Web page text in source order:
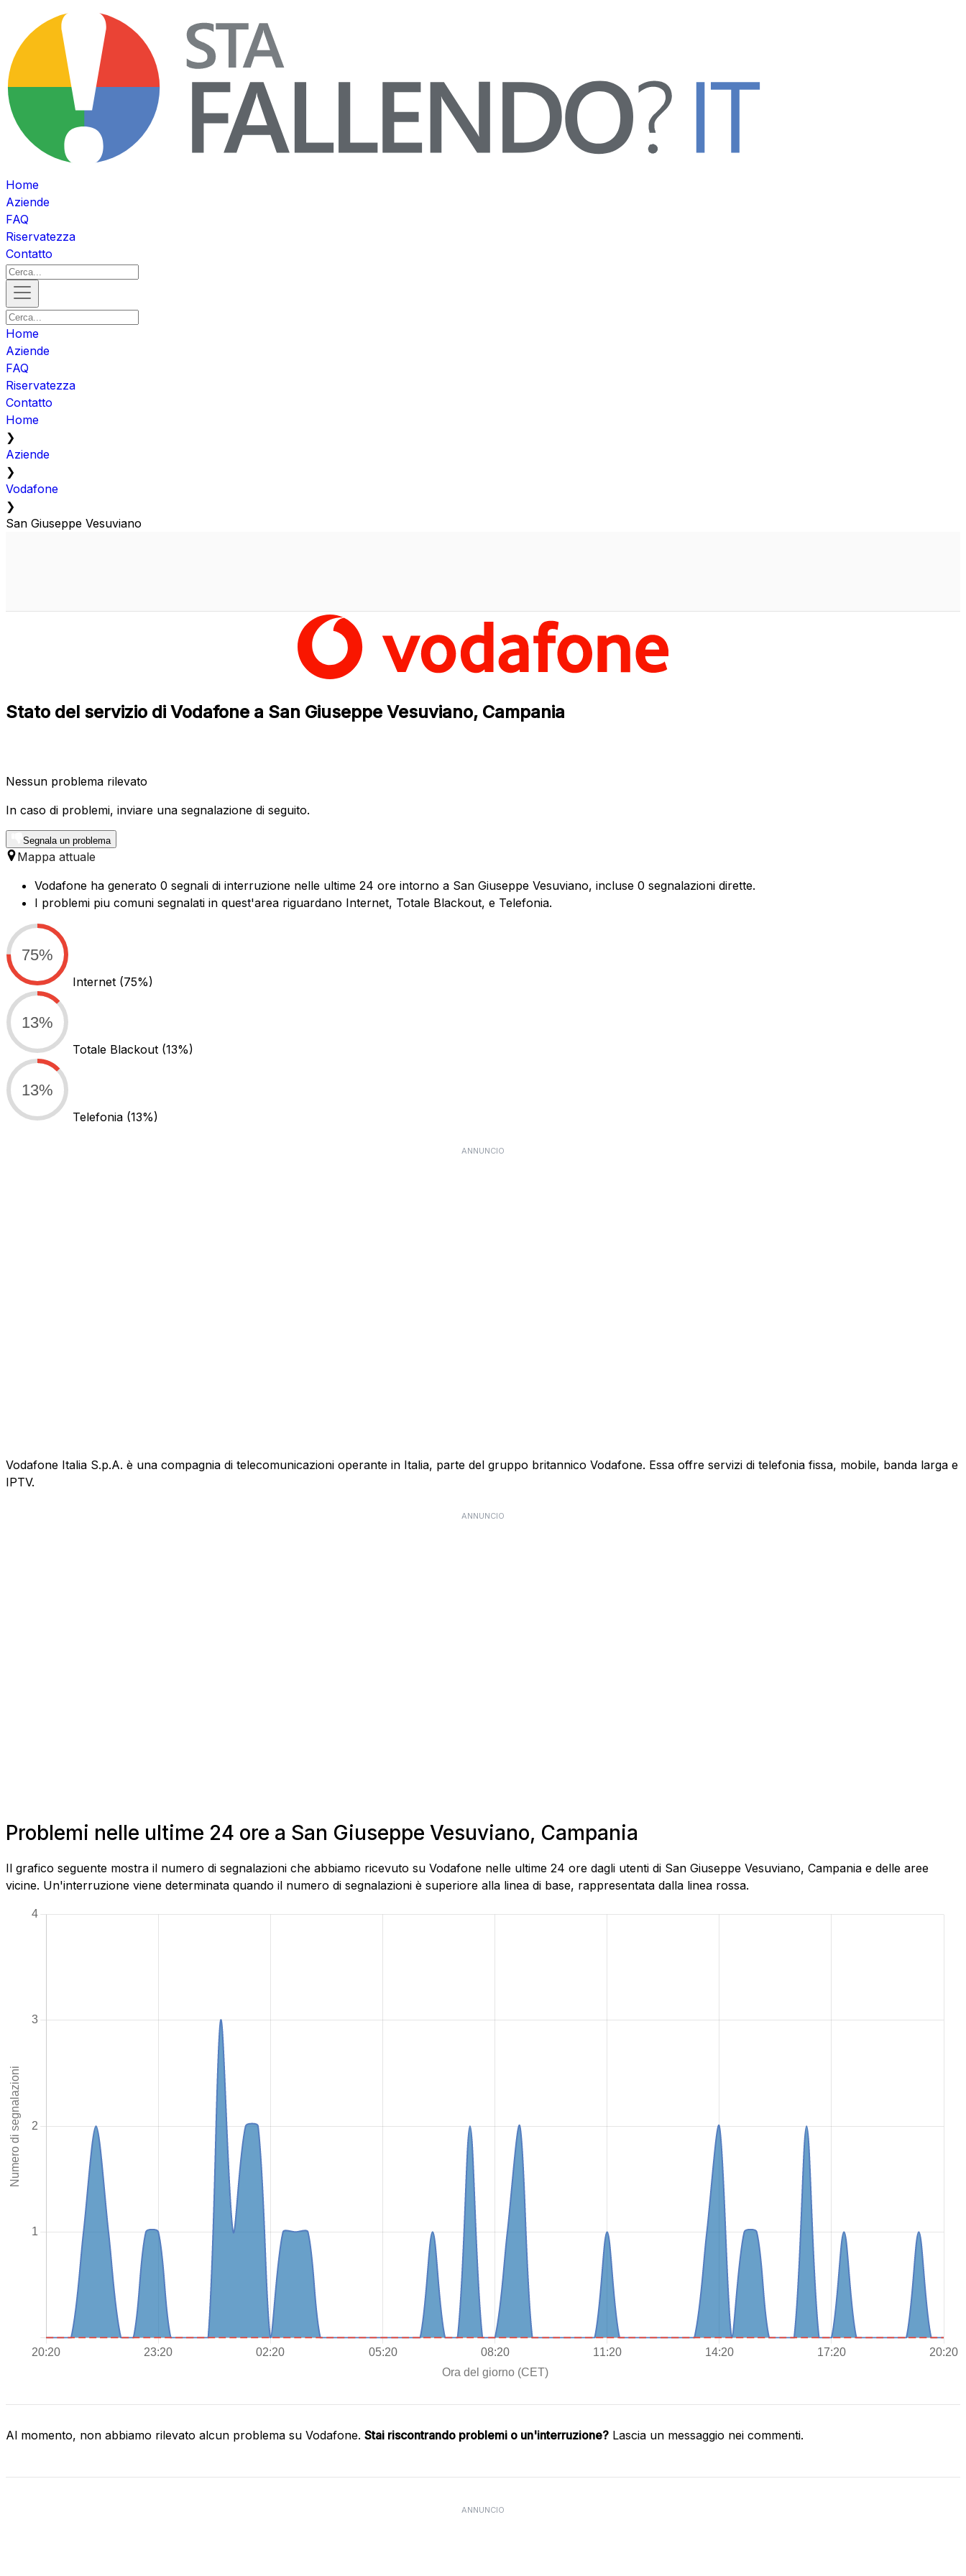
Home
Aziende
FAQ
Riservatezza
Contatto
Home
Aziende
FAQ
Riservatezza
Contatto
Home
❯
Aziende
❯
Vodafone
❯
San Giuseppe Vesuviano
Stato del servizio di Vodafone a San Giuseppe Vesuviano, Campania
Nessun problema rilevato
In caso di problemi, inviare una segnalazione di seguito.
Segnala un problema
Mappa attuale
Vodafone ha generato 0 segnali di interruzione nelle ultime 24 ore intorno a San Giuseppe Vesuviano, incluse 0 segnalazioni dirette.
I problemi piu comuni segnalati in quest'area riguardano Internet, Totale Blackout, e Telefonia.
75%
Internet (75%)
13%
Totale Blackout (13%)
13%
Telefonia (13%)
ANNUNCIO
Vodafone Italia S.p.A. è una compagnia di telecomunicazioni operante in Italia, parte del gruppo britannico Vodafone. Essa offre servizi di telefonia fissa, mobile, banda larga e
IPTV.
ANNUNCIO
Problemi nelle ultime 24 ore a San Giuseppe Vesuviano, Campania
Il grafico seguente mostra il numero di segnalazioni che abbiamo ricevuto su Vodafone nelle ultime 24 ore dagli utenti di San Giuseppe Vesuviano, Campania e delle aree
vicine. Un'interruzione viene determinata quando il numero di segnalazioni è superiore alla linea di base, rappresentata dalla linea rossa.
Al momento, non abbiamo rilevato alcun problema su Vodafone. Stai riscontrando problemi o un'interruzione? Lascia un messaggio nei commenti.
ANNUNCIO